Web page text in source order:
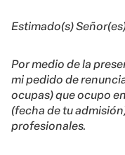
Estimado(s)
Por medio de la
mi pedido de renuncia
ocupas) que ocupo en
(fecha de tu
profesionales.